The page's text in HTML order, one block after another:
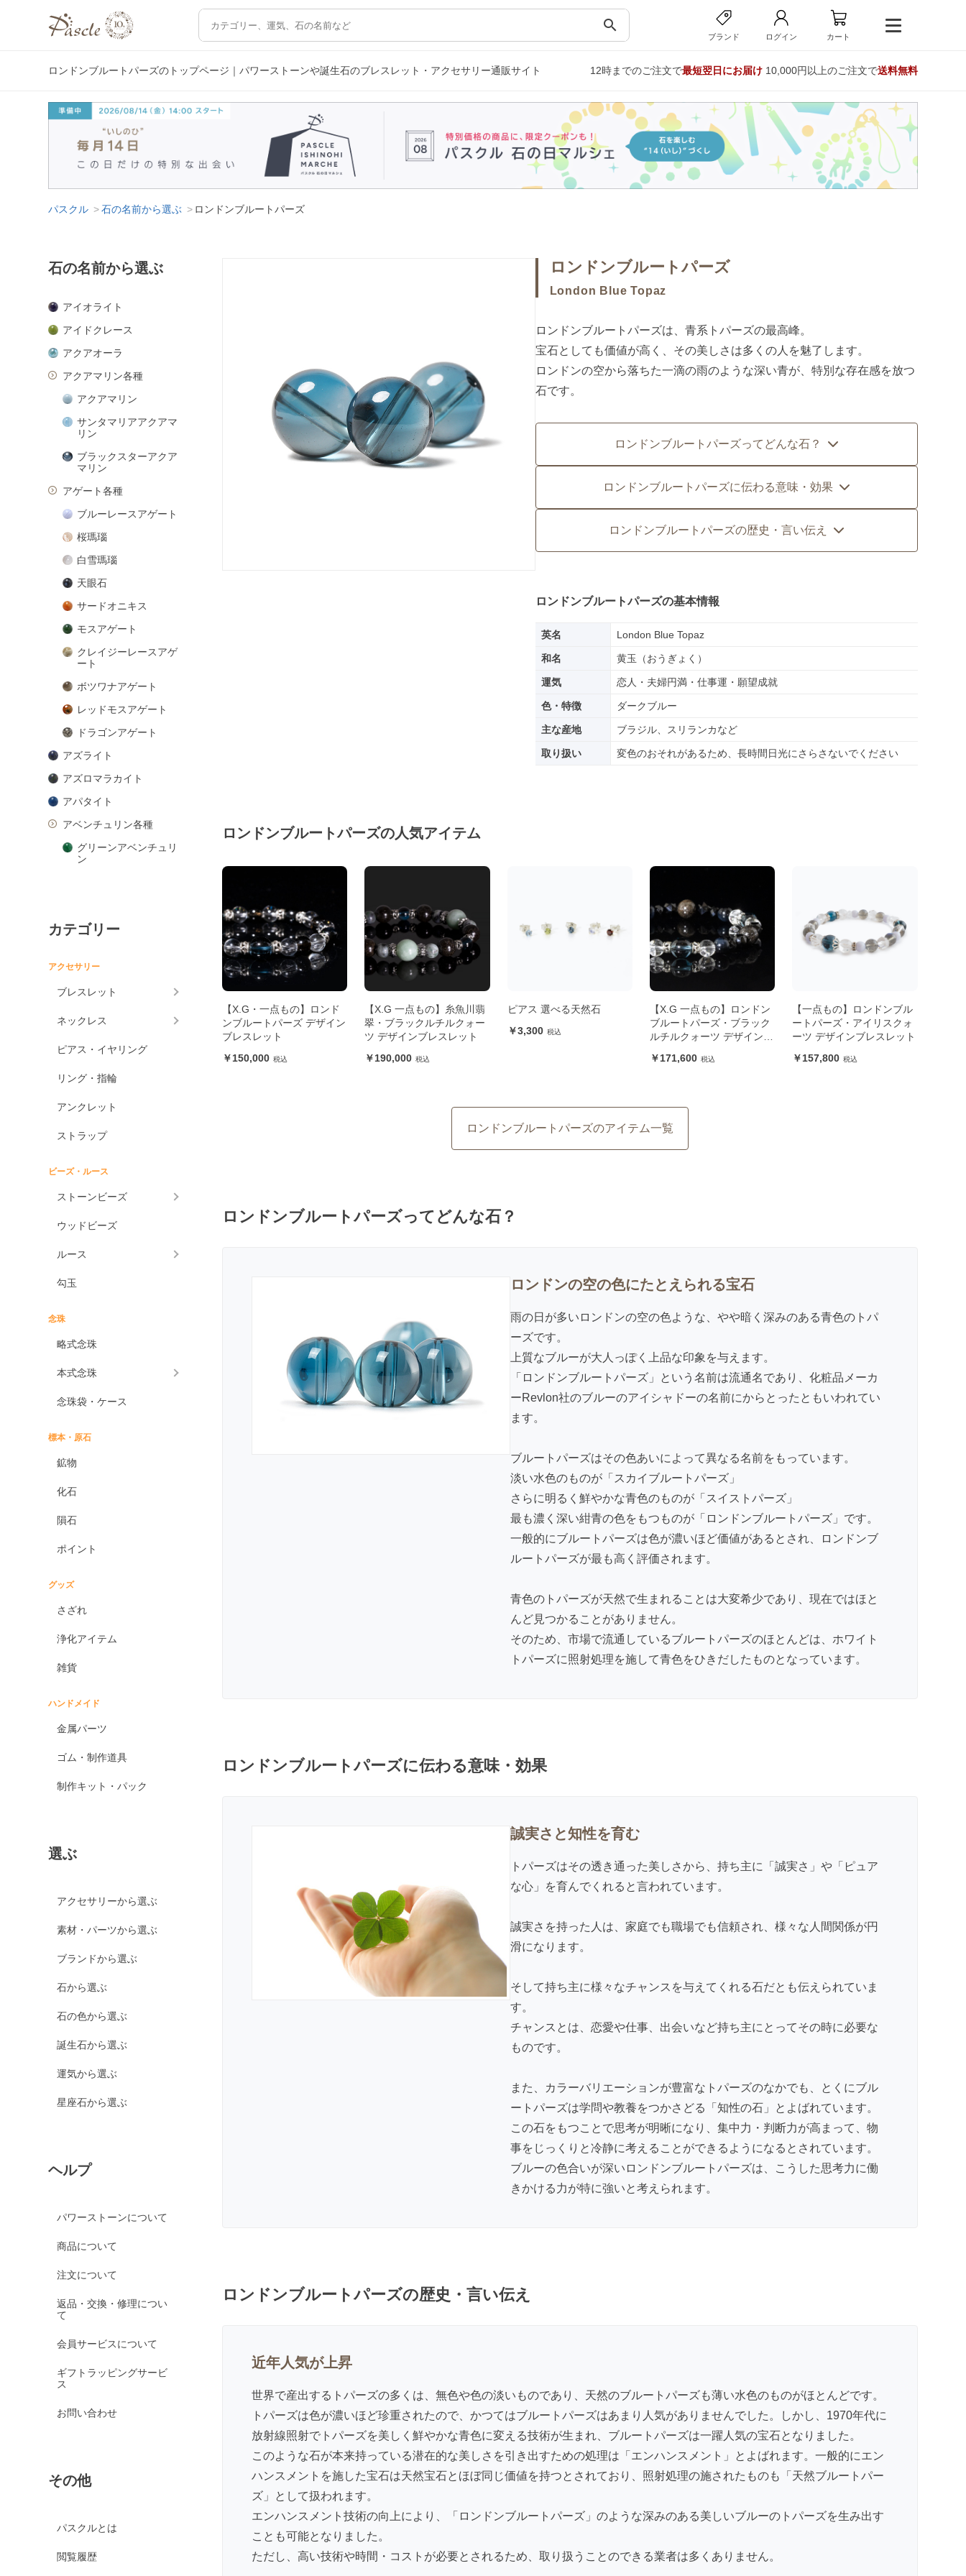
search
ブランド ログイン カート
ロンドンブルートパーズのトップページ｜パワーストーンや誕生石のブレスレット・アクセサリー通販サイト 12時までのご注文で最短翌日にお届け10,000円以上のご注文で送料無料
パスクル 石の名前から選ぶ ロンドンブルートパーズ
石の名前から選ぶ
アイオライト
アイドクレース
アクアオーラ
アクアマリン各種
アクアマリン
サンタマリアアクアマ
リン
ブラックスターアクア
マリン
アゲート各種
ブルーレースアゲート
桜瑪瑙
白雪瑪瑙
天眼石
サードオニキス
モスアゲート
クレイジーレースアゲ
ート
ボツワナアゲート
レッドモスアゲート
ドラゴンアゲート
アズライト
アズロマラカイト
アパタイト
アベンチュリン各種
グリーンアベンチュリ
ン
オレンジアベンチュリ
アマゾナイト
アメジスト各種
グリーンアメジスト
ケープアメジスト
ル
アメトリン
アンモライト
出雲石
一位
イーグルアイ
ヴァーダイト
オニキス各種
ブラックマトリックス
ドラゴンアイ
ン
シディアン
スノーフレークオブシ
マホガニーオブシディ
ピンクカルサイト
イエローカルサイト
オレンジカルサイト
カルセドニー各種
ホワイトカルセドニー
ガーネット
オレンジガーネット
グリーンガーネット
クイーンコンクシェル
ブルークォーツァイト
クリスタル各種
クリスタル（本水晶）
カテゴリー
アクセサリー
ブレスレット
ネックレス
ピアス・イヤリング
リング・指輪
アンクレット
ストラップ
ビーズ・ルース
ストーンビーズ
ウッドビーズ
ルース
勾玉
念珠
略式念珠
本式念珠
念珠袋・ケース
標本・原石
鉱物
化石
隕石
ポイント
グッズ
さざれ
浄化アイテム
雑貨
ハンドメイド
金属パーツ
ゴム・制作道具
制作キット・パック
選ぶ
アクセサリーから選ぶ
素材・パーツから選ぶ
ブランドから選ぶ
石から選ぶ
石の色から選ぶ
誕生石から選ぶ
運気から選ぶ
星座石から選ぶ
ヘルプ
パワーストーンについて
商品について
注文について
返品・交換・修理につい
て
会員サービスについて
ギフトラッピングサービ
ス
お問い合わせ
その他
パスクルとは
閲覧履歴
ロンドンブルートパーズ
London Blue Topaz
ロンドンブルートパーズは、青系トパーズの最高峰。
宝石としても価値が高く、その美しさは多くの人を魅了します。
ロンドンの空から落ちた一滴の雨のような深い青が、特別な存在感を放つ
石です。
ロンドンブルートパーズってどんな石？
ロンドンブルートパーズに伝わる意味・効果
ロンドンブルートパーズの歴史・言い伝え
ロンドンブルートパーズの基本情報
英名 London Blue Topaz
和名 黄玉（おうぎょく）
運気 恋人・夫婦円満・仕事運・願望成就
色・特徴 ダークブルー
主な産地 ブラジル、スリランカなど
取り扱い 変色のおそれがあるため、長時間日光にさらさないでください
ロンドンブルートパーズの人気アイテム
【X.G・一点もの】ロンド
ンブルートパーズ デザイン
ブレスレット
150,000
【X.G 一点もの】糸魚川翡
翠・ブラックルチルクォー
ツ デザインブレスレット
190,000
ピアス 選べる天然石
3,300
【X.G 一点もの】ロンドン
ブルートパーズ・ブラック
ルチルクォーツ デザインブ
171,600
【一点もの】ロンドンブル
ートパーズ・アイリスクォ
ーツ デザインブレスレット
157,800
ロンドンブルートパーズのアイテム一覧
ロンドンブルートパーズってどんな石？
ロンドンの空の色にたとえられる宝石
雨の日が多いロンドンの空の色ような、やや暗く深みのある青色のトパ
ーズです。
上質なブルーが大人っぽく上品な印象を与えます。
「ロンドンブルートパーズ」という名前は流通名であり、化粧品メーカ
ーRevlon社のブルーのアイシャドーの名前にからとったともいわれてい
ます。
ブルートパーズはその色あいによって異なる名前をもっています。
淡い水色のものが「スカイブルートパーズ」
さらに明るく鮮やかな青色のものが「スイストパーズ」
最も濃く深い紺青の色をもつものが「ロンドンブルートパーズ」です。
一般的にブルートパーズは色が濃いほど価値があるとされ、ロンドンブ
ルートパーズが最も高く評価されます。
青色のトパーズが天然で生まれることは大変希少であり、現在ではほと
んど見つかることがありません。
そのため、市場で流通しているブルートパーズのほとんどは、ホワイト
トパーズに照射処理を施して青色をひきだしたものとなっています。
ロンドンブルートパーズに伝わる意味・効果
誠実さと知性を育む
トパーズはその透き通った美しさから、持ち主に「誠実さ」や「ピュア
な心」を育んでくれると言われています。
誠実さを持った人は、家庭でも職場でも信頼され、様々な人間関係が円
滑になります。
そして持ち主に様々なチャンスを与えてくれる石だとも伝えられていま
す。
チャンスとは、恋愛や仕事、出会いなど持ち主にとってその時に必要な
ものです。
また、カラーバリエーションが豊富なトパーズのなかでも、とくにブル
ートパーズは学問や教養をつかさどる「知性の石」とよばれています。
この石をもつことで思考が明晰になり、集中力・判断力が高まって、物
事をじっくりと冷静に考えることができるようになるとされています。
ブルーの色合いが深いロンドンブルートパーズは、こうした思考力に働
きかける力が特に強いと考えられます。
ロンドンブルートパーズの歴史・言い伝え
近年人気が上昇
世界で産出するトパーズの多くは、無色や色の淡いものであり、天然のブルートパーズも薄い水色のものがほとんどです。
トパーズは色が濃いほど珍重されたので、かつてはブルートパーズはあまり人気がありませんでした。しかし、1970年代に
放射線照射でトパーズを美しく鮮やかな青色に変える技術が生まれ、ブルートパーズは一躍人気の宝石となりました。
このような石が本来持っている潜在的な美しさを引き出すための処理は「エンハンスメント」とよばれます。一般的にエン
ハンスメントを施した宝石は天然宝石とほぼ同じ価値を持つとされており、照射処理の施されたものも「天然ブルートパー
ズ」として扱われます。
エンハンスメント技術の向上により、「ロンドンブルートパーズ」のような深みのある美しいブルーのトパーズを生み出す
ことも可能となりました。
ただし、高い技術や時間・コストが必要とされるため、取り扱うことのできる業者は多くありません。